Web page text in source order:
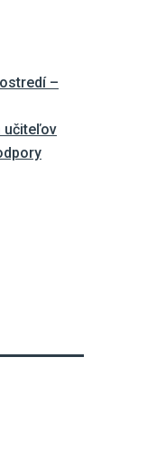
–
učiteľov